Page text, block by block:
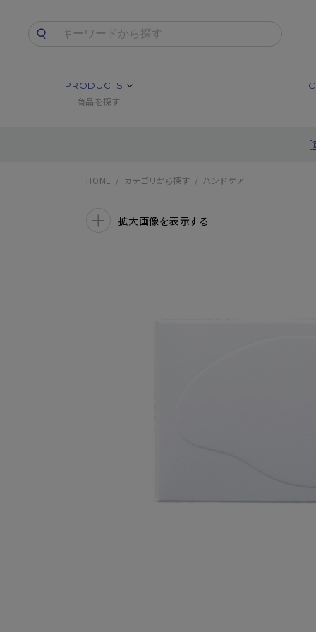
PRODUCTS
商品を探す
HOME カテゴリから探す ハンドケア
拡大画像を表示する